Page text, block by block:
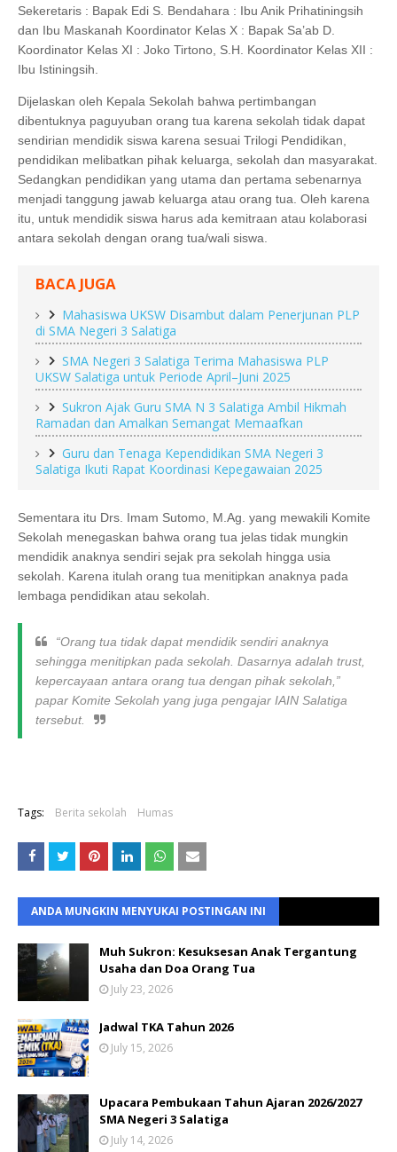
Sekeretaris : Bapak Edi S. Bendahara : Ibu Anik Prihatiningsih
dan Ibu Maskanah Koordinator Kelas X : Bapak Sa’ab D.
Koordinator Kelas XI : Joko Tirtono, S.H. Koordinator Kelas XII :
Ibu Istiningsih.
Dijelaskan oleh Kepala Sekolah bahwa pertimbangan
dibentuknya paguyuban orang tua karena sekolah tidak dapat
sendirian mendidik siswa karena sesuai Trilogi Pendidikan,
pendidikan melibatkan pihak keluarga, sekolah dan masyarakat.
Sedangkan pendidikan yang utama dan pertama sebenarnya
menjadi tanggung jawab keluarga atau orang tua. Oleh karena
itu, untuk mendidik siswa harus ada kemitraan atau kolaborasi
antara sekolah dengan orang tua/wali siswa.
BACA JUGA
Mahasiswa UKSW Disambut dalam Penerjunan PLP
di SMA Negeri 3 Salatiga
SMA Negeri 3 Salatiga Terima Mahasiswa PLP
UKSW Salatiga untuk Periode April–Juni 2025
Sukron Ajak Guru SMA N 3 Salatiga Ambil Hikmah
Ramadan dan Amalkan Semangat Memaafkan
Guru dan Tenaga Kependidikan SMA Negeri 3
Salatiga Ikuti Rapat Koordinasi Kepegawaian 2025
Sementara itu Drs. Imam Sutomo, M.Ag. yang mewakili Komite
Sekolah menegaskan bahwa orang tua jelas tidak mungkin
mendidik anaknya sendiri sejak pra sekolah hingga usia
sekolah. Karena itulah orang tua menitipkan anaknya pada
lembaga pendidikan atau sekolah.
“Orang tua tidak dapat mendidik sendiri anaknya
sehingga menitipkan pada sekolah. Dasarnya adalah trust,
kepercayaan antara orang tua dengan pihak sekolah,”
papar Komite Sekolah yang juga pengajar IAIN Salatiga
tersebut.
Tags: Berita sekolah Humas
ANDA MUNGKIN MENYUKAI POSTINGAN INI
Muh Sukron: Kesuksesan Anak Tergantung
Usaha dan Doa Orang Tua
July 23, 2026
Jadwal TKA Tahun 2026
July 15, 2026
Upacara Pembukaan Tahun Ajaran 2026/2027
SMA Negeri 3 Salatiga
July 14, 2026